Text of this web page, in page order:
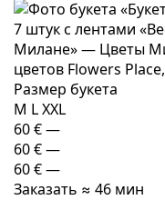
Размер букета
M LXXL
60 €—
60 €—
60 €—
Заказать ≈ 46 мин